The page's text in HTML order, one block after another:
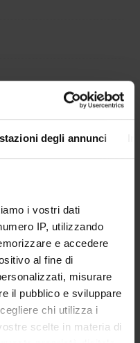
degli annunci
i vostri dati
IP, utilizzando
e accedere
al fine di
misurare
il pubblico e sviluppare
chi utilizza i
scelte in materia di